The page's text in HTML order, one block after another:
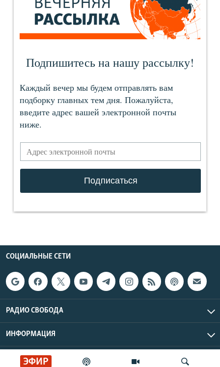
ЭФИР
СОЦИАЛЬНЫЕ СЕТИ
РАДИО СВОБОДА
ИНФОРМАЦИЯ
Радио Свобода © 2026 RFE/RL, Inc. | Все права защищены.